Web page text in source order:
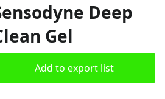
Deep
Gel
Add to export list